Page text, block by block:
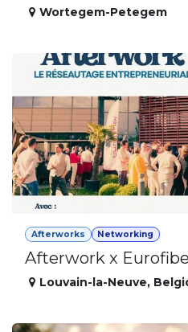
Wortegem-Petegem
Afterworks Networking
Afterwork x
Louvain-la-Neuve,